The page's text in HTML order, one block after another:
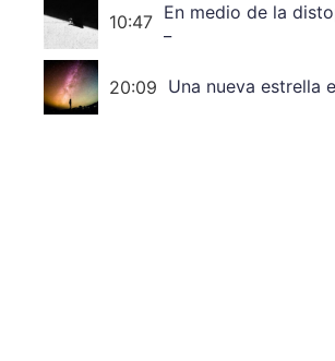
10:47 En medio de la
20:09 el cielo de nombre